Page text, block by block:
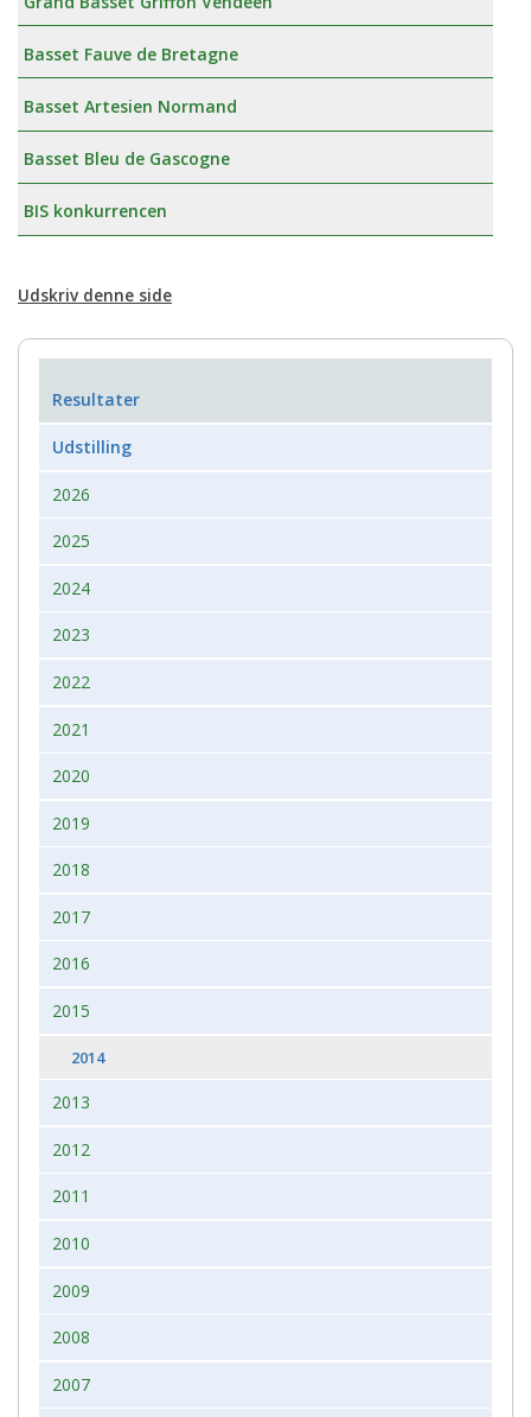
Basset Fauve de Bretagne
Basset Artesien Normand
Basset Bleu de Gascogne
BIS konkurrencen
Udskriv denne side
Resultater
Udstilling
2026
2025
2024
2023
2022
2021
2020
2019
2018
2017
2016
2015
2014
2013
2012
2011
2010
2009
2008
2007